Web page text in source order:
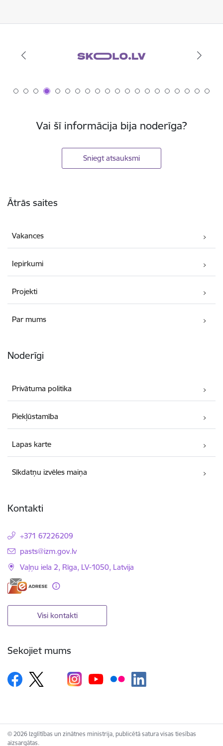
Vai šī informācija bija noderīga?
Sniegt atsauksmi
Ātrās saites
Vakances
Iepirkumi
Projekti
Par mums
Noderīgi
Privātuma politika
Piekļūstamība
Lapas karte
Sīkdatņu izvēles maiņa
Kontakti
+371 67226209
E-pasts:
pasts@izm.gov.lv
Vaļņu iela 2, Rīga, LV-1050, Latvija
Visi kontakti
Sekojiet mums
© 2026 Izglītības un zinātnes ministrija, publicētā satura visas tiesības
aizsargātas.